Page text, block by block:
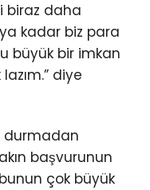
biraz daha
kadar biz para
büyük bir imkan
diye
durmadan
başvurunun
çok büyük